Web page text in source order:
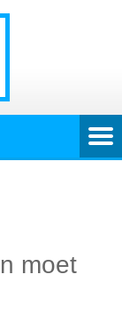
moet